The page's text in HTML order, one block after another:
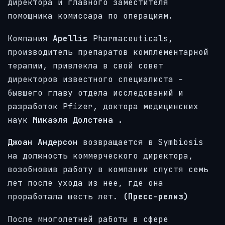
директора и главного заместителя
помощника комиссара по операциям.
Компания Apellis Pharmaceuticals,
производитель препаратов комплементарной
терапии, привлекла в свой совет
директоров известного специалиста –
бывшего главу отдела исследований и
разработок Pfizer, доктора медицинских
наук Микаэля Долстена .
Джоан Андерсон возвращается в Symbiosis
на должность коммерческого директора,
возобновив работу в компании спустя семь
лет после ухода из нее, где она
проработала шесть лет.
(Пресс-релиз)
После многолетней работы в сфере